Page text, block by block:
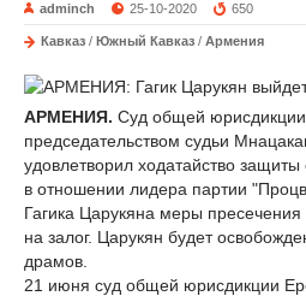
adminch 25-10-2020 650
Кавказ / Южный Кавказ / Армения
АРМЕНИЯ. Суд общей
председательством судьи
удовлетворил ходатайство
в отношении лидера партии
Гагика Царукяна меры
на залог. Царукян будет
драмов.
21 июня суд общей юрисдикции